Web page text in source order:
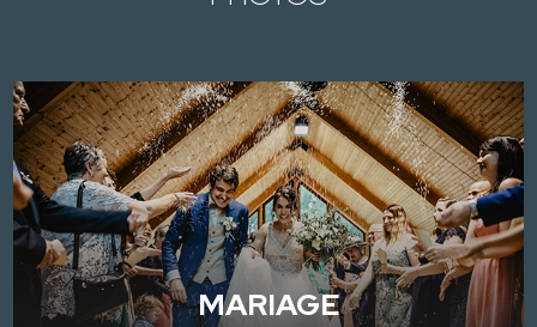
MARIAGE